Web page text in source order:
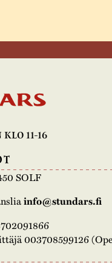
11-16
SOLF
info@stundars.fi
003708599126